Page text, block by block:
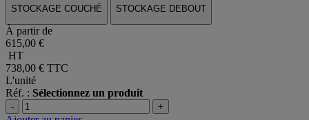
STOCKAGE COUCHÉ STOCKAGE DEBOUT
À partir de
615,00 €
HT
738,00 € TTC
L'unité
Réf. : Sélectionnez un produit
- +